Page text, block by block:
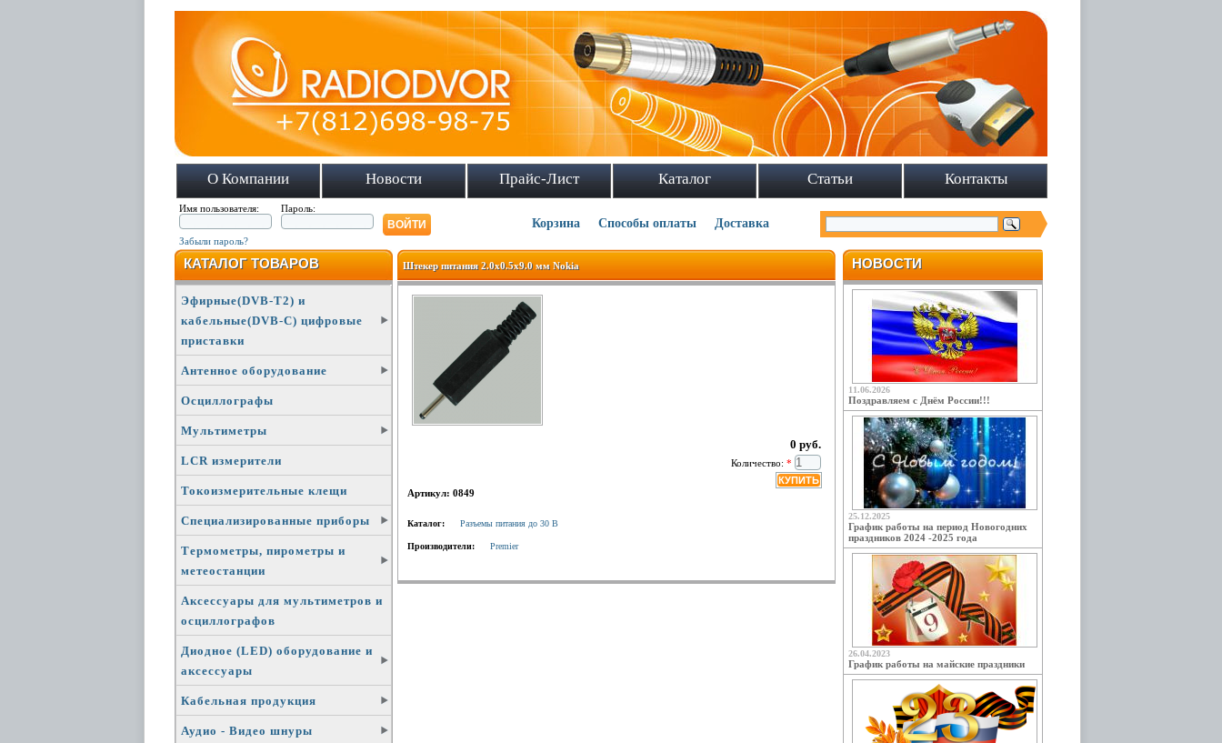
О Компании Новости Прайс-Лист Каталог Статьи Контакты
Имя пользователя: Пароль:
Забыли пароль?
Корзина Способы оплаты Доставка
КАТАЛОГ ТОВАРОВ
Эфирные(DVB-T2) и
кабельные(DVB-C) цифровые
приставки
Антенное оборудование
Осциллографы
Мультиметры
LCR измерители
Токоизмерительные клещи
Специализированные приборы
Термометры, пирометры и
метеостанции
Аксессуары для мультиметров и
осциллографов
Диодное (LED) оборудование и
аксессуары
Кабельная продукция
Аудио - Видео шнуры
НОВОСТИ
11.06.2026
Поздравляем с Днём России!!!
25.12.2025
График работы на период Новогодних
праздников 2024 -2025 года
26.04.2023
График работы на майские праздники
Штекер питания 2.0х0.5x9.0 мм Nokia
0 руб.
Количество:*
Артикул: 0849
Каталог: Разъемы питания до 30 В
Производители: Premier